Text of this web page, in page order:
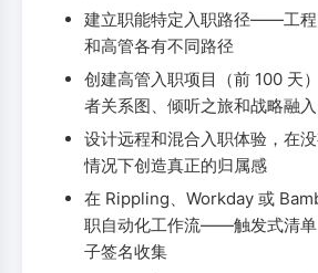
建立职能特定入职路径——工程
和高管各有不同路径
创建高管入职项目（前 100 天
者关系图、倾听之旅和战略融入
设计远程和混合入职体验，在
情况下创造真正的归属感
在 Rippling、Workday 或
职自动化工作流——触发式清单
子签名收集